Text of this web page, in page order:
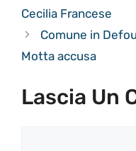
Cecilia Francese
Comune in
Motta accusa
Lascia Un